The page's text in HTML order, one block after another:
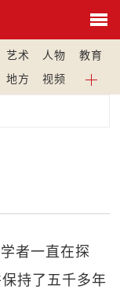
艺术 人物
教育
地方 视频
者一直在探
持了五千多年